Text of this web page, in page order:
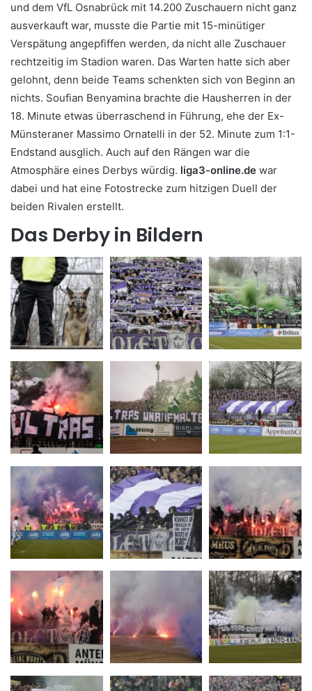
und dem VfL Osnabrück mit 14.200 Zuschauern nicht ganz
ausverkauft war, musste die Partie mit 15-minütiger
Verspätung angepfiffen werden, da nicht alle Zuschauer
rechtzeitig im Stadion waren. Das Warten hatte sich aber
gelohnt, denn beide Teams schenkten sich von Beginn an
nichts. Soufian Benyamina brachte die Hausherren in der
18. Minute etwas überraschend in Führung, ehe der Ex-
Münsteraner Massimo Ornatelli in der 52. Minute zum 1:1-
Endstand ausglich. Auch auf den Rängen war die
Atmosphäre eines Derbys würdig. liga3-online.de war
dabei und hat eine Fotostrecke zum hitzigen Duell der
beiden Rivalen erstellt.
Das Derby in Bildern